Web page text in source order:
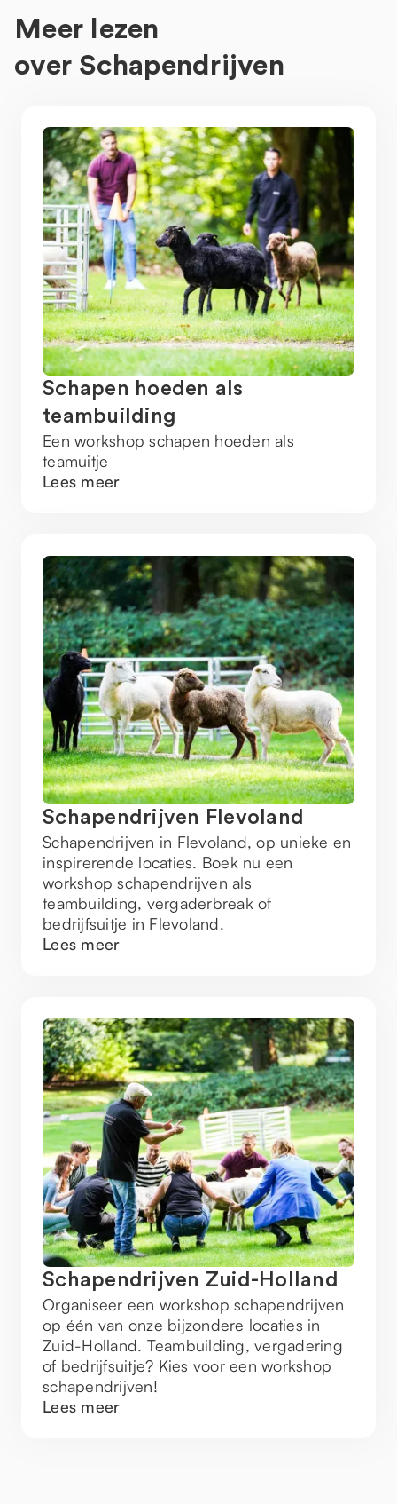
Meer lezen
over Schapendrijven
Schapen hoeden als
teambuilding
Een workshop schapen hoeden als
teamuitje
Lees meer
Schapendrijven Flevoland
Schapendrijven in Flevoland, op unieke en
inspirerende locaties. Boek nu een
workshop schapendrijven als
teambuilding, vergaderbreak of
bedrijfsuitje in Flevoland.
Lees meer
Schapendrijven Zuid-Holland
Organiseer een workshop schapendrijven
op één van onze bijzondere locaties in
Zuid-Holland. Teambuilding, vergadering
of bedrijfsuitje? Kies voor een workshop
schapendrijven!
Lees meer